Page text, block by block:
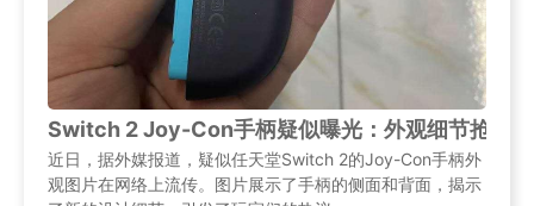
Switch 2 Joy-Con手柄疑似曝光：外观细节抢先
近日，据外媒报道，疑似任天堂Switch 2的Joy-Con手柄外
观图片在网络上流传。图片展示了手柄的侧面和背面，揭示